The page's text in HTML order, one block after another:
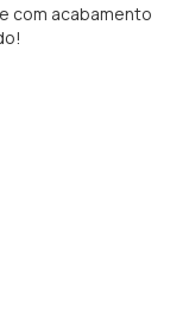
com acabamento